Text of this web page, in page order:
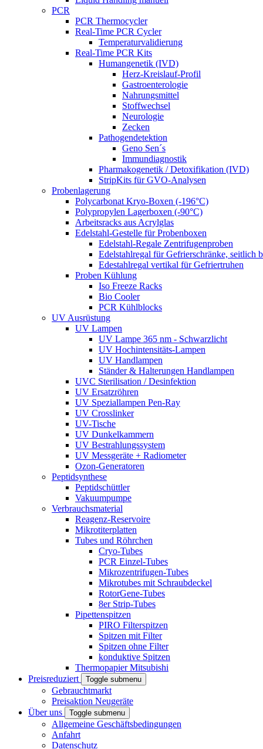
PCR
PCR Thermocycler
Real-Time PCR Cycler
Temperaturvalidierung
Real-Time PCR Kits
Humangenetik (IVD)
Herz-Kreislauf-Profil
Gastroenterologie
Nahrungsmittel
Stoffwechsel
Neurologie
Zecken
Pathogendetektion
Geno Sen´s
Immundiagnostik
Pharmakogenetik / Detoxifikation (IVD)
StripKits für GVO-Analysen
Probenlagerung
Polycarbonat Kryo-Boxen (-196°C)
Polypropylen Lagerboxen (-90°C)
Arbeitsracks aus Acrylglas
Edelstahl-Gestelle für Probenboxen
Edelstahl-Regale Zentrifugenproben
Edelstahlregal für Gefrierschränke, seitlich
Edestahlregal vertikal für Gefriertruhen
Proben Kühlung
Iso Freeze Racks
Bio Cooler
PCR Kühlblocks
UV Ausrüstung
UV Lampen
UV Lampe 365 nm - Schwarzlicht
UV Hochintensitäts-Lampen
UV Handlampen
Ständer & Halterungen Handlampen
UVC Sterilisation / Desinfektion
UV Ersatzröhren
UV Speziallampen Pen-Ray
UV Crosslinker
UV-Tische
UV Dunkelkammern
UV Bestrahlungssystem
UV Messgeräte + Radiometer
Ozon-Generatoren
Peptidsynthese
Peptidschüttler
Vakuumpumpe
Verbrauchsmaterial
Reagenz-Reservoire
Mikrotiterplatten
Tubes und Röhrchen
Cryo-Tubes
PCR Einzel-Tubes
Mikrozentrifugen-Tubes
Mikrotubes mit Schraubdeckel
RotorGene-Tubes
8er Strip-Tubes
Pipettenspitzen
PIRO Filterspitzen
Spitzen mit Filter
Spitzen ohne Filter
konduktive Spitzen
Thermopapier Mitsubishi
Preisreduziert
Toggle submenu
Gebrauchtmarkt
Preisaktion Neugeräte
Über uns
Toggle submenu
Allgemeine Geschäftsbedingungen
Anfahrt
Datenschutz